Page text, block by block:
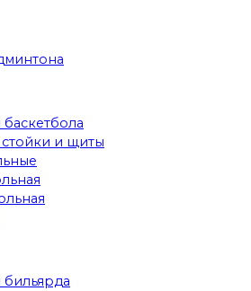
и щиты
бильярда